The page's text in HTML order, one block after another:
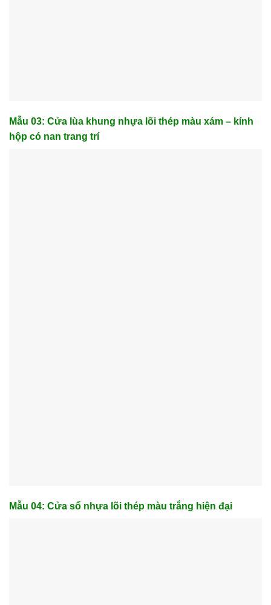
Mẫu 03: Cửa lùa khung nhựa lõi thép màu xám – kính
hộp có nan trang trí
Mẫu 04: Cửa sổ nhựa lõi thép màu trắng hiện đại